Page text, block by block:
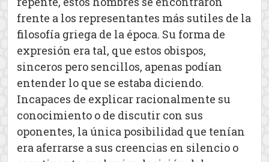
frente a los representantes más sutiles de la
filosofía griega de la época. Su forma de
expresión era tal, que estos obispos,
sinceros pero sencillos, apenas podían
entender lo que se estaba diciendo.
Incapaces de explicar racionalmente su
conocimiento o de discutir con sus
oponentes, la única posibilidad que tenían
era aferrarse a sus creencias en silencio o